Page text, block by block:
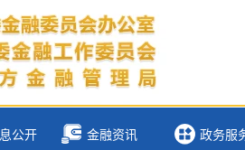
公开 金融资讯 政务服